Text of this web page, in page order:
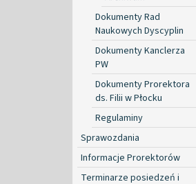
Dokumenty Rad
Naukowych Dyscyplin
Dokumenty Kanclerza
PW
Dokumenty Prorektora
ds. Filii w Płocku
Regulaminy
Sprawozdania
Informacje Prorektorów
Terminarze posiedzeń i